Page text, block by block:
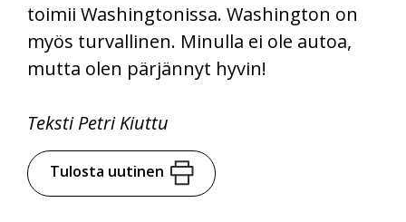
toimii Washingtonissa. Washington on
myös turvallinen. Minulla ei ole autoa,
mutta olen pärjännyt hyvin!
Teksti Petri Kiuttu
Tulosta uutinen